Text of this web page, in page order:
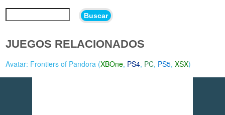
Buscar
JUEGOS RELACIONADOS
Avatar: Frontiers of Pandora (XBOne, PS4, PC, PS5,XSX)